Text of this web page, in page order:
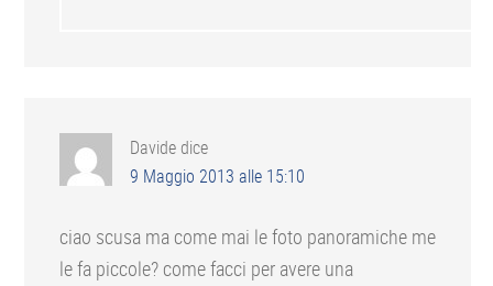
Davide dice
9 Maggio 2013 alle 15:10
ciao scusa ma come mai le foto panoramiche me
le fa piccole? come facci per avere una